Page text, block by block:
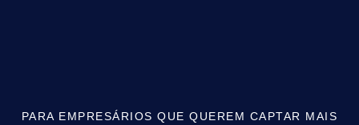
PARA EMPRESÁRIOS QUE QUEREM CAPTAR MAIS